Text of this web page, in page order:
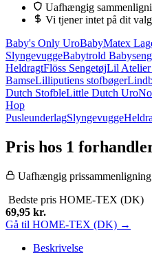
149,95 kr..69,95 kr..
Uafhængig
Vi tjener intet på dit
Baby's Only UroBabyMatex
SlyngevuggeBabytrold Babyseng
HeldragtFlöss SengetøjLil Atelier
BamseLilliputiens stofbøger
Dutch StofbleLittle Dutch Uro
Hop
PusleunderlagSlyngevugge
Pris hos 1
Uafhængig prissammenligning
Bedste pris HOME-TEX (DK)
69,95 kr.
Gå til HOME-TEX (DK) →
Beskrivelse